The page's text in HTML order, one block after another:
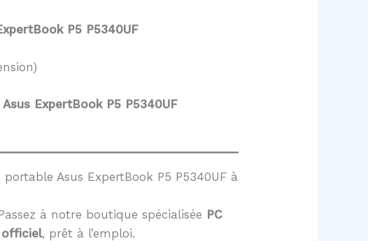
P5 P5340UF
ExpertBook P5 P5340UF
Asus ExpertBook P5 P5340UF à
à notre boutique spécialisée PC
officiel, prêt à l’emploi.